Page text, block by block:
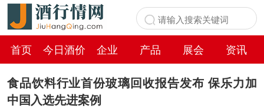
首页 今日酒价 企业 产品 展会
资讯
百科
食品饮料行业首份玻璃回收报告发布 保乐力加
中国入选先进案例